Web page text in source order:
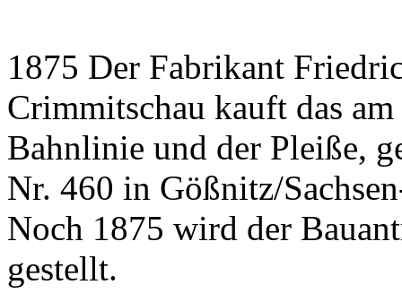
1875 Der Fabrikant
Crimmitschau kauft das
Bahnlinie und der Pleiße,
Nr. 460 in Gößnitz/
Noch 1875 wird der
gestellt.